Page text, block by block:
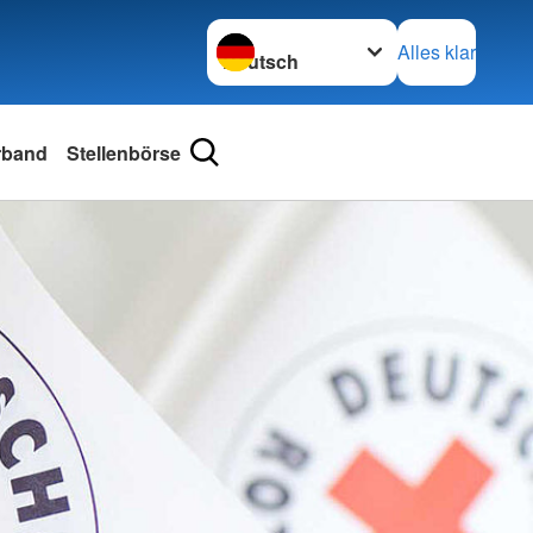
Sprache wechseln zu
Alles klar
Stellenbörse